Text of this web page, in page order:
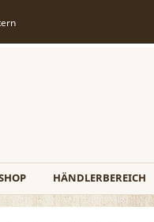
HÄNDLERBEREICH